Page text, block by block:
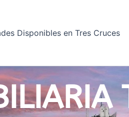
Disponibles en Tres Cruces